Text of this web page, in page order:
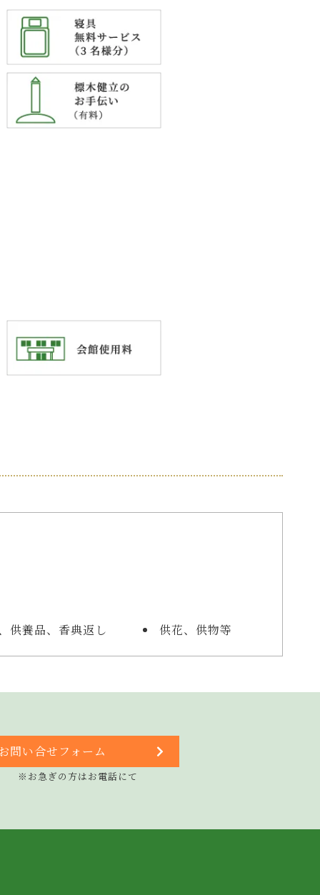
供養品、香典返し 供花、供物等
問い合せフォーム
※お急ぎの方はお電話にて